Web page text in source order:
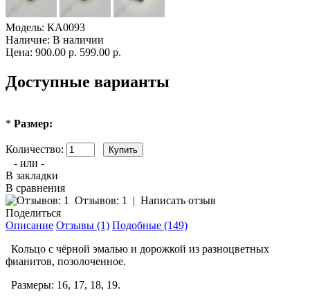
Модель: КА0093
Наличие: В наличии
Цена: 900.00 р. 599.00 р.
Доступные варианты
* Размер:
Количество:
- или -
В закладки
В сравнения
Отзывов: 1
| Написать отзыв
Поделиться
Описание Отзывы (1) Подобные (149)
Кольцо с чёрной эмалью и дорожкой из разноцветных
фианитов, позолоченное.
Размеры: 16, 17, 18, 19.